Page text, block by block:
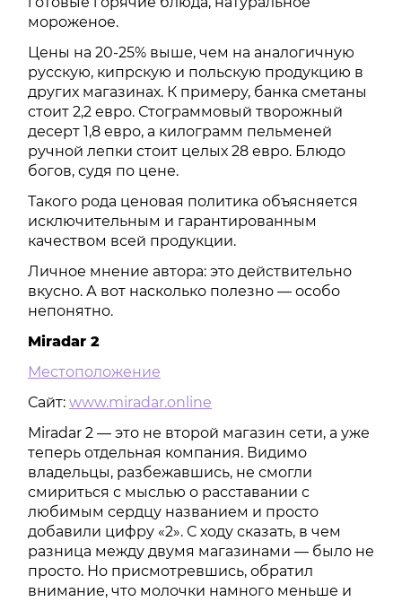
мороженое.
Цены на 20-25% выше, чем на аналогичную
русскую, кипрскую и польскую продукцию в
других магазинах. К примеру, банка сметаны
стоит 2,2 евро. Стограммовый творожный
десерт 1,8 евро, а килограмм пельменей
ручной лепки стоит целых 28 евро. Блюдо
богов, судя по цене.
Такого рода ценовая политика объясняется
исключительным и гарантированным
качеством всей продукции.
Личное мнение автора: это действительно
вкусно. А вот насколько полезно — особо
непонятно.
Miradar 2
Местоположение
Сайт: www.miradar.online
Miradar 2 — это не второй магазин сети, а уже
теперь отдельная компания. Видимо
владельцы, разбежавшись, не смогли
смириться с мыслью о расставании с
любимым сердцу названием и просто
добавили цифру «2». С ходу сказать, в чем
разница между двумя магазинами — было не
просто. Но присмотревшись, обратил
внимание, что молочки намного меньше и